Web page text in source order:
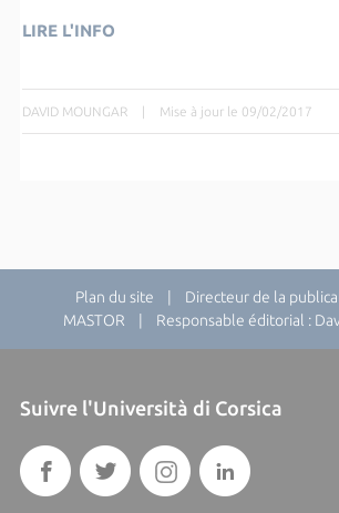
LIRE L'INFO
DAVID MOUNGAR | Mise à jour le 09/02/2017
Plan du site | Directeur de la
MASTOR | Responsable éditorial :
Suivre l'Università di Corsica